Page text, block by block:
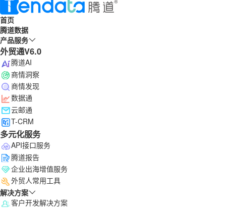
首页
腾道数据
产品服务
外贸通V6.0
腾道AI
商情洞察
商情发现
数据通
云邮通
T-CRM
多元化服务
API接口服务
腾道报告
企业出海增值服务
外贸人常用工具
解决方案
客户开发解决方案